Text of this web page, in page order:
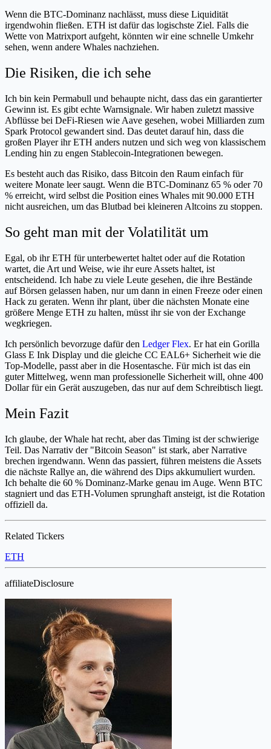
Wenn die BTC-Dominanz nachlässt, muss diese Liquidität
irgendwohin fließen. ETH ist dafür das logischste Ziel. Falls die
Wette von Matrixport aufgeht, könnten wir eine schnelle Umkehr
sehen, wenn andere Whales nachziehen.
Die Risiken, die ich sehe
Ich bin kein Permabull und behaupte nicht, dass das ein garantierter
Gewinn ist. Es gibt echte Warnsignale. Wir haben zuletzt massive
Abflüsse bei DeFi-Riesen wie Aave gesehen, wobei Milliarden zum
Spark Protocol gewandert sind. Das deutet darauf hin, dass die
großen Player ihr ETH anders nutzen und sich weg von klassischem
Lending hin zu engen Stablecoin-Integrationen bewegen.
Es besteht auch das Risiko, dass Bitcoin den Raum einfach für
weitere Monate leer saugt. Wenn die BTC-Dominanz 65 % oder 70
% erreicht, wird selbst die Position eines Whales mit 90.000 ETH
nicht ausreichen, um das Blutbad bei kleineren Altcoins zu stoppen.
So geht man mit der Volatilität um
Egal, ob ihr ETH für unterbewertet haltet oder auf die Rotation
wartet, die Art und Weise, wie ihr eure Assets haltet, ist
entscheidend. Ich habe zu viele Leute gesehen, die ihre Bestände
auf Börsen gelassen haben, nur um dann in einen Freeze oder einen
Hack zu geraten. Wenn ihr plant, über die nächsten Monate eine
größere Menge ETH zu halten, müsst ihr sie von der Exchange
wegkriegen.
Ich persönlich bevorzuge dafür den Ledger Flex. Er hat ein Gorilla
Glass E Ink Display und die gleiche CC EAL6+ Sicherheit wie die
Top-Modelle, passt aber in die Hosentasche. Für mich ist das ein
guter Mittelweg, wenn man professionelle Sicherheit will, ohne 400
Dollar für ein Gerät auszugeben, das nur auf dem Schreibtisch liegt.
Mein Fazit
Ich glaube, der Whale hat recht, aber das Timing ist der schwierige
Teil. Das Narrativ der "Bitcoin Season" ist stark, aber Narrative
brechen irgendwann. Wenn das passiert, führen meistens die Assets
die nächste Rallye an, die während des Dips akkumuliert wurden.
Ich behalte die 60 % Dominanz-Marke genau im Auge. Wenn BTC
stagniert und das ETH-Volumen sprunghaft ansteigt, ist die Rotation
offiziell da.
Related Tickers
ETH
affiliateDisclosure